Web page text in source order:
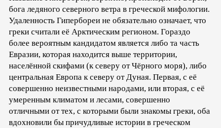
бога ледяного северного ветра в греческой мифологии.
Удаленность Гипербореи не обязательно означает, что
греки считали её Арктическим регионом. Гораздо
более вероятным кандидатом является либо та часть
Евразии, которая находится выше территории,
населённой скифами (к северу от Чёрного моря), либо
центральная Европа к северу от Дуная. Первая, с её
совершенно неизвестными народами, или вторая, с её
умеренным климатом и лесами, совершенно
отличными от тех, с которыми были знакомы греки, оба
вдохновили бы причудливые истории в греческом